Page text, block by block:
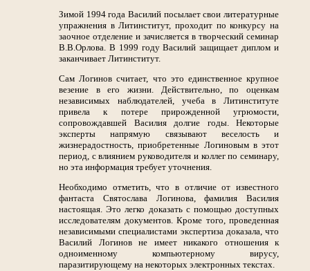
Зимой 1994 года Василий посылает свои литературные
упражнения в Литинститут, проходит по конкурсу на
заочное отделение и зачисляется в творческий семинар
В.В.Орлова. В 1999 году Василий защищает диплом и
заканчивает Литинститут.
Сам Логинов считает, что это единственное крупное
везение в его жизни. Действительно, по оценкам
независимых наблюдателей, учеба в Литинституте
привела к потере прирожденной угрюмости,
сопровождавшей Василия долгие годы. Некоторые
эксперты напрямую связывают веселость и
жизнерадостность, приобретенные Логиновым в этот
период, с влиянием руководителя и коллег по семинару,
но эта информация требует уточнения.
Необходимо отметить, что в отличие от известного
фантаста Святослава Логинова, фамилия Василия
настоящая. Это легко доказать с помощью доступных
исследователям документов. Кроме того, проведенная
независимыми специалистами экспертиза доказала, что
Василий Логинов не имеет никакого отношения к
одноименному компьютерному вирусу,
паразитирующему на некоторых электронных текстах.